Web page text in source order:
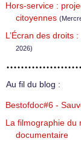
Hors-service :
citoyennes
L’Écran des
2026)
Au fil du blog :
Bestofdoc#6 -
La filmographie du
documentaire